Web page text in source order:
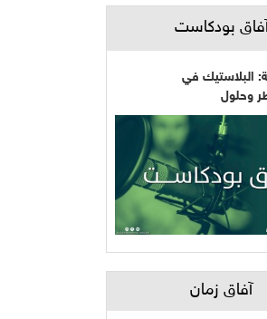
آفاق بودكاست
البلاستيك في
وحلول
آفاق زمان